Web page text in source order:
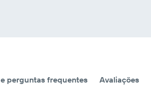
perguntas frequentes Avaliações